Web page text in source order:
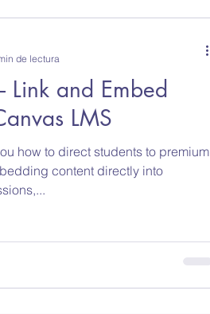
Link and Embed
LMS
how to direct students to premium
content directly into
de lectura